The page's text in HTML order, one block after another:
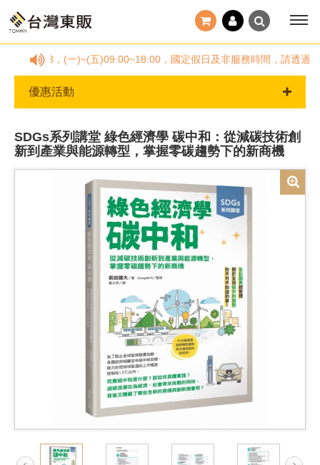
，(一)~(五)09:00~18:00，國定假日及非服務時間，請透過客服
優惠活動
SDGs系列講堂 綠色經濟學 碳中和：從減碳技術創
新到產業與能源轉型，掌握零碳趨勢下的新商機